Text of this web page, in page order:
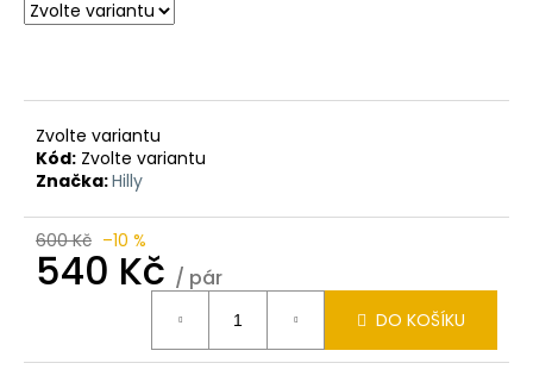
Zvolte variantu
Kód: Zvolte variantu
Značka:Hilly
600 Kč –10 %
540 Kč / pár
DO KOŠÍKU